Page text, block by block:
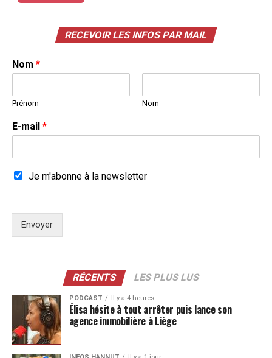
RECEVOIR LES INFOS PAR MAIL
Nom *
Prénom Nom
E-mail *
Je m'abonne à la newsletter
Envoyer
RÉCENTS LES PLUS LUS
PODCAST Il y a 4 heures
Élisa hésite à tout arrêter puis lance son
agence immobilière à Liège